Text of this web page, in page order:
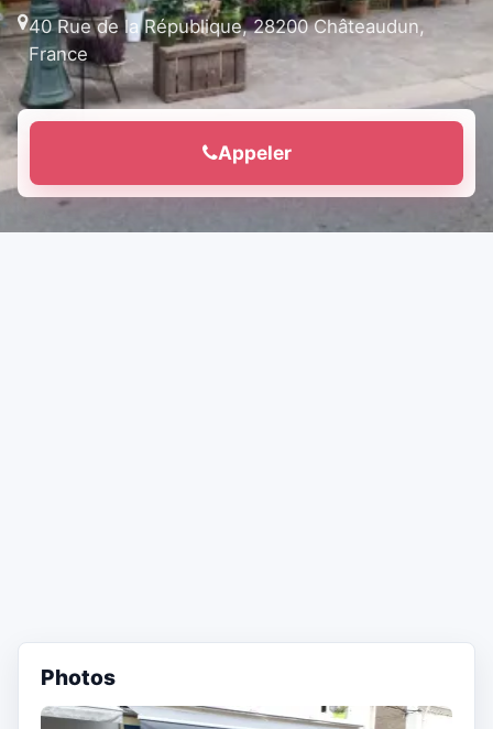
40 Rue de la République, 28200 Châteaudun,
France
Appeler
Photos